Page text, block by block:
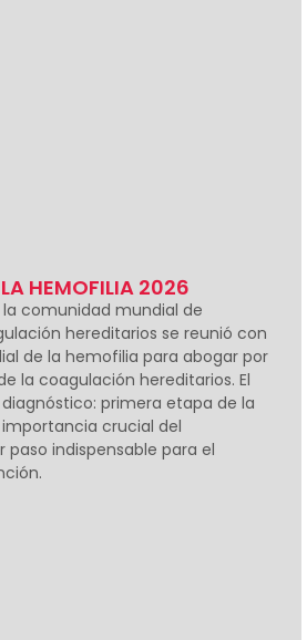
HEMOFILIA 2026
la comunidad mundial de
hereditarios se reunió con
de la hemofilia para abogar por
la coagulación hereditarios. El
primera etapa de la
crucial del
paso indispensable para el